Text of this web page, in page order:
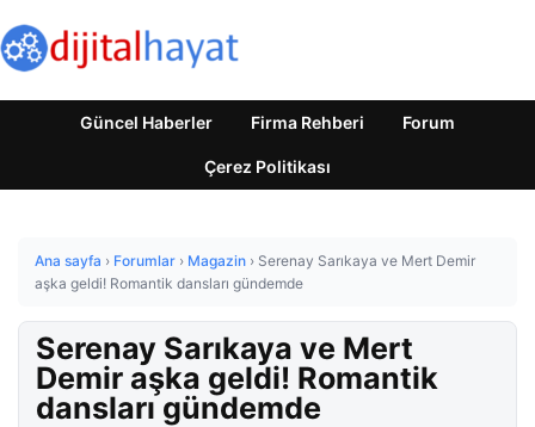
Güncel Haberler Firma Rehberi Forum
Çerez Politikası
Ana sayfa › Forumlar › Magazin › Serenay Sarıkaya ve Mert Demir
aşka geldi! Romantik dansları gündemde
Serenay Sarıkaya ve Mert
Demir aşka geldi! Romantik
dansları gündemde